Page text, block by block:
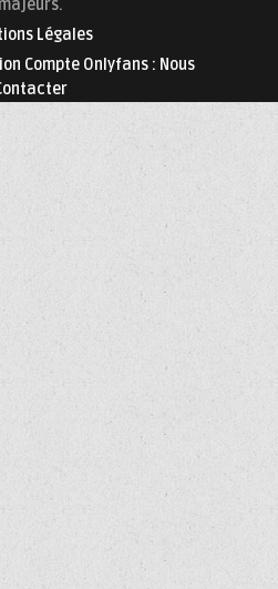
majeurs.
Légales
Compte Onlyfans : Nous